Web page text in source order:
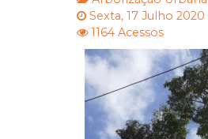
Sexta, 17 Julho 2020
1164 Acessos